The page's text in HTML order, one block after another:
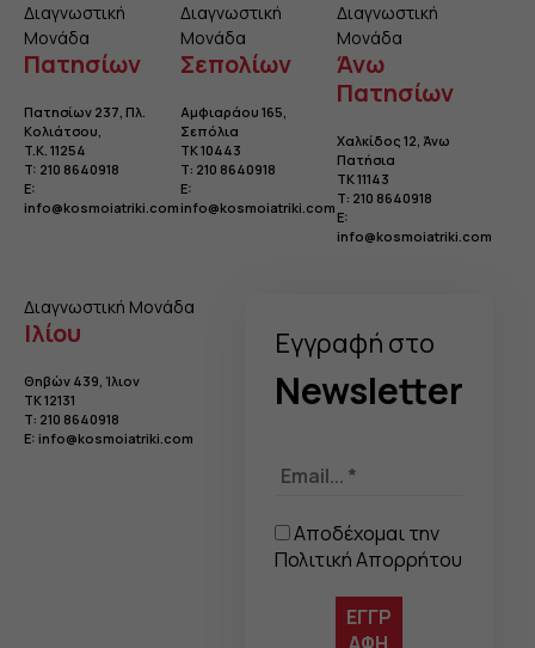
Διαγνωστική
Μονάδα
Πατησίων
Πατησίων 237, Πλ.
Κολιάτσου,
T.K. 11254
T: 210 8640918
E:
info@kosmoiatriki.com
Διαγνωστική
Μονάδα
Σεπολίων
Αμφιαράου 165,
Σεπόλια
TK 10443
Τ: 210 8640918
E:
info@kosmoiatriki.com
Διαγνωστική
Μονάδα
Άνω
Πατησίων
Χαλκίδος 12, Άνω
Πατήσια
TK 11143
Τ: 210 8640918
E:
info@kosmoiatriki.com
Διαγνωστική Μονάδα
Ιλίου
Θηβών 439, Ίλιον
TK 12131
Τ: 210 8640918
E: info@kosmoiatriki.com
Eγγραφή στo
Newsletter
Αποδέχομαι την
Πολιτική Απορρήτου